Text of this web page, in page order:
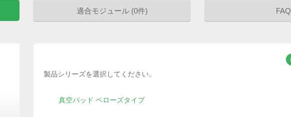
適合モジュール (0件) FAQ
製品シリーズを選択してください。
真空パッド ベローズタイプ